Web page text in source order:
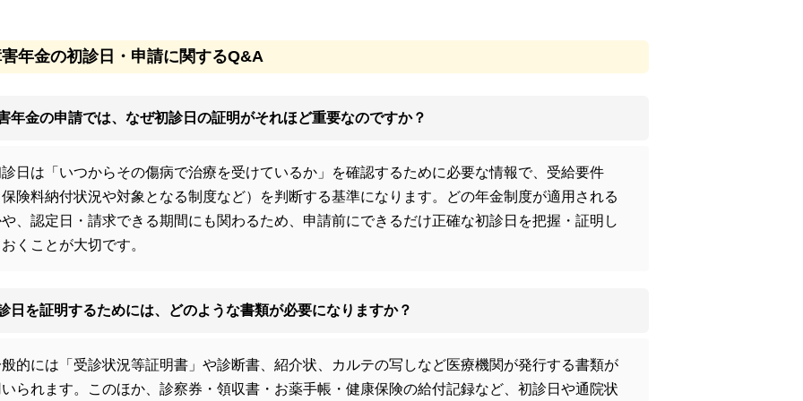
年金の初診日・申請に関するQ&A
年金の申請では、なぜ初診日の証明がそれほど重要なのですか？
日は「いつからその傷病で治療を受けているか」を確認するために必要な情報で、受給要件
険料納付状況や対象となる制度など）を判断する基準になります。どの年金制度が適用される
、認定日・請求できる期間にも関わるため、申請前にできるだけ正確な初診日を把握・証明し
くことが大切です。
日を証明するためには、どのような書類が必要になりますか？
的には「受診状況等証明書」や診断書、紹介状、カルテの写しなど医療機関が発行する書類が
られます。このほか、診察券・領収書・お薬手帳・健康保険の給付記録など、初診日や通院状